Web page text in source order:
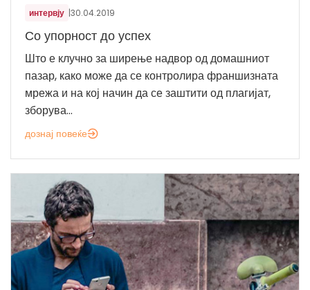
интервју |30.04.2019
Со упорност до успех
Што е клучно за ширење надвор од домашниот
пазар, како може да се контролира франшизната
мрежа и на кој начин да се заштити од плагијат,
зборува...
дознај повеќе